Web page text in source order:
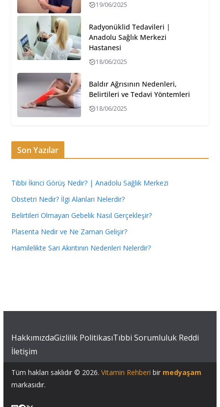
19/06/2025
Radyonüklid Tedavileri |
Anadolu Sağlık Merkezi
Hastanesi
18/06/2025
Baldır Ağrısının Nedenleri,
Belirtileri ve Tedavi Yöntemleri
18/06/2025
Son Yazılar
Tıbbi İkinci Görüş Nedir? | Anadolu Sağlık Merkezi
Obstetri Nedir? İlgi Alanları Nelerdir?
Belirtileri Olmayan Gebelik Nasıl Gerçekleşir?
Plasenta Nedir ve Ne Zaman Gelişir?
Hamilelikte Sarı Akıntının Nedenleri Nelerdir?
HakkımızdaGizlilik PolitikasıTıbbi Sorumluluk Reddi
İletişim
Tüm hakları saklıdır © 2026. Vitamin Rehberi bir medyaşam
markasıdır.